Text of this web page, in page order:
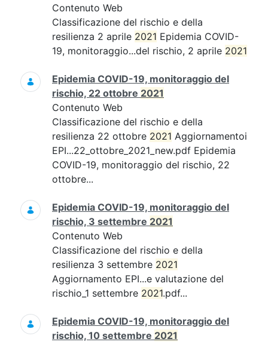
Contenuto Web
Classificazione del rischio e della
resilienza 2 aprile 2021 Epidemia COVID-
19, monitoraggio...del rischio, 2 aprile 2021
Epidemia COVID-19, monitoraggio del
rischio, 22 ottobre 2021
Contenuto Web
Classificazione del rischio e della
resilienza 22 ottobre 2021 Aggiornamentoi
EPI...22_ottobre_2021_new.pdf Epidemia
COVID-19, monitoraggio del rischio, 22
ottobre...
Epidemia COVID-19, monitoraggio del
rischio, 3 settembre 2021
Contenuto Web
Classificazione del rischio e della
resilienza 3 settembre 2021
Aggiornamento EPI...e valutazione del
rischio_1 settembre 2021.pdf...
Epidemia COVID-19, monitoraggio del
rischio, 10 settembre 2021